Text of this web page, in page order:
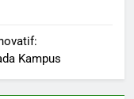
Kampus